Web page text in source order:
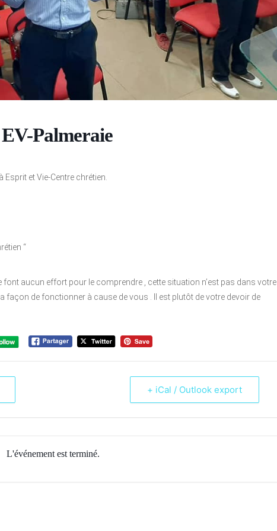
Palmeraie
et Vie-Centre chrétien.
“
aucun effort pour le comprendre , cette situation n’est pas dans votre
façon de fonctionner à cause de vous . Il est plutôt de votre devoir de
+ iCal / Outlook export
L'événement est terminé.